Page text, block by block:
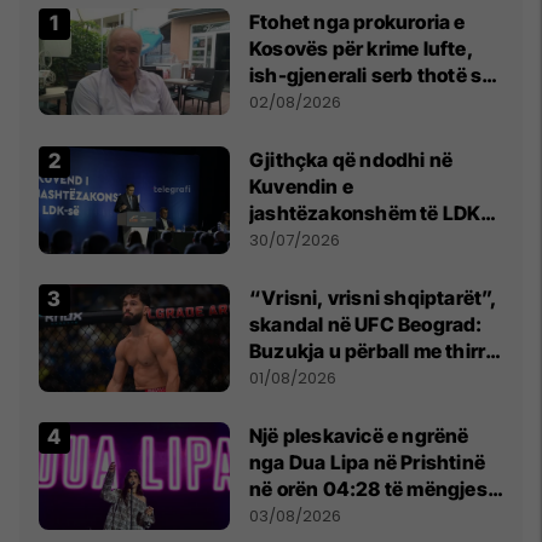
Ftohet nga prokuroria e
Kosovës për krime lufte,
ish-gjenerali serb thotë se
dikush e tradhtoi në
02/08/2026
Gjithçka që ndodhi në
Kuvendin e
jashtëzakonshëm të LDK-
së
30/07/2026
“Vrisni, vrisni shqiptarët”,
skandal në UFC Beograd:
Buzukja u përball me thirrje
anti-shqiptare nga
01/08/2026
Një pleskavicë e ngrënë
nga Dua Lipa në Prishtinë
në orën 04:28 të mëngjesit
- dhe bota digjitale serbe
03/08/2026